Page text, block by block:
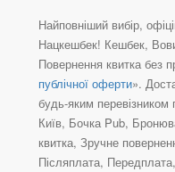
Найповніший вибір,
Нацкешбек! Кешбек,
Повернення квитка без
публічної оферти».
будь-яким перевізником
Київ, Бочка Pub,
квитка, Зручне
Післяплата,